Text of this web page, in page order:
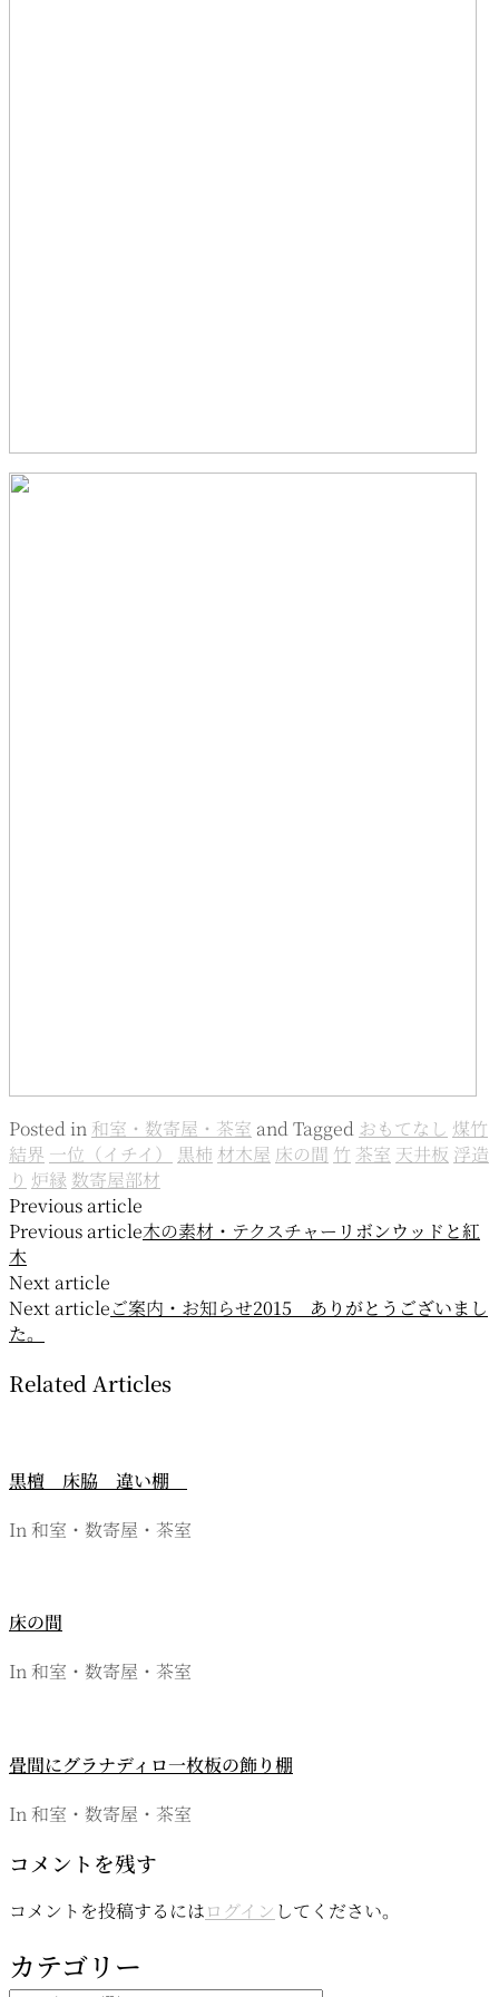
Posted in 和室・数寄屋・茶室 andTagged おもてなし 煤竹
結界 一位（イチイ） 黒柿 材木屋 床の間 竹 茶室 天井板 浮造
り 炉縁 数寄屋部材
投
稿
ナ
ビ
ゲ
ー
ョ
ン
Previous article
Previous article木の素材・テクスチャー リボンウッドと紅
木
Next article
Next articleご案内・お知らせ2015 ありがとうございまし
た。
Related Articles
黒檀 床脇 違い棚
In 和室・数寄屋・茶室
床の間
In 和室・数寄屋・茶室
畳間にグラナディロ一枚板の飾り棚
In 和室・数寄屋・茶室
コメントを残す
コメントを投稿するにはログイン してください。
カテゴリー